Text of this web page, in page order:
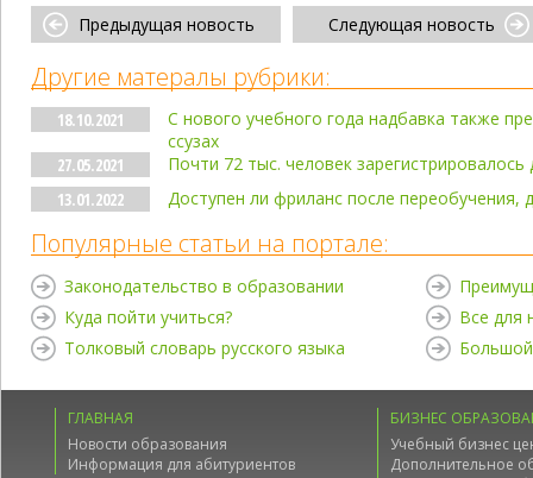
Предыдущая новость Следующая новость
Другие матералы рубрики:
18.10.2021
С нового учебного года надбавка также
ссузах
27.05.2021
Почти 72 тыс. человек зарегистрировалось
13.01.2022
Доступен ли фриланс после переобучения,
Популярные статьи на портале:
Законодательство в образовании
Куда пойти учиться?
Толковый словарь русского языка
Все для
Большой
ГЛАВНАЯ
Новости образования
Информация для абитуриентов
БИЗНЕС
Учебный бизнес
Дополнительное